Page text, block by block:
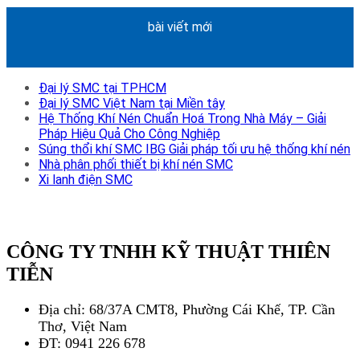
bài viết mới
Đại lý SMC tại TPHCM
Đại lý SMC Việt Nam tại Miền tây
Hệ Thống Khí Nén Chuẩn Hoá Trong Nhà Máy – Giải
Pháp Hiệu Quả Cho Công Nghiệp
Súng thổi khí SMC IBG Giải pháp tối ưu hệ thống khí nén
Nhà phân phối thiết bị khí nén SMC
Xi lanh điện SMC
CÔNG TY TNHH KỸ THUẬT THIÊN
TIỄN
Địa chỉ: 68/37A CMT8, Phường Cái Khế, TP. Cần
Thơ, Việt Nam
ĐT: 0941 226 678